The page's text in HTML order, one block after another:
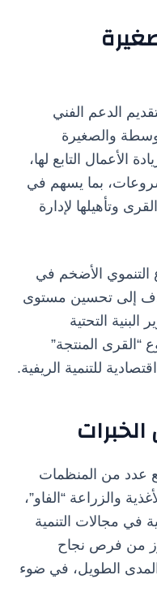
الدعم الفني
والصغيرة
الأعمال التابع لها،
بما يسهم في
وتأهيلها لإدارة
التنموي الأضخم في
إلى تحسين مستوى
التحتية
“القرى المنتجة”
للتنمية الريفية.
عدد من المنظمات
والزراعة “الفاو”،
في مجالات التنمية
من فرص نجاح
الطويل، في ضوء